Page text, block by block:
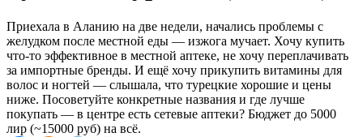
Приехала в Аланию на две недели, начались проблемы с
желудком после местной еды — изжога мучает. Хочу купить
что-то эффективное в местной аптеке, не хочу переплачивать
за импортные бренды. И ещё хочу прикупить витамины для
волос и ногтей — слышала, что турецкие хорошие и цены
ниже. Посоветуйте конкретные названия и где лучше
покупать — в центре есть сетевые аптеки? Бюджет до 5000
лир (~15000 руб) на всё.